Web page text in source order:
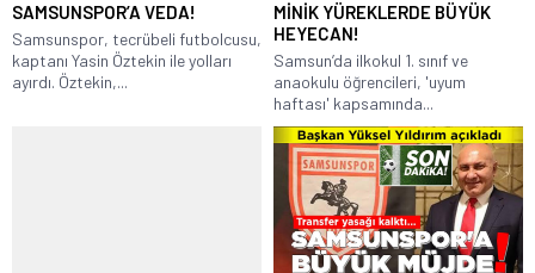
SAMSUNSPOR’A VEDA!
Samsunspor, tecrübeli futbolcusu,
kaptanı Yasin Öztekin ile yolları
ayırdı. Öztekin,...
MİNİK YÜREKLERDE BÜYÜK
HEYECAN!
Samsun’da ilkokul 1. sınıf ve
anaokulu öğrencileri, 'uyum
haftası' kapsamında...